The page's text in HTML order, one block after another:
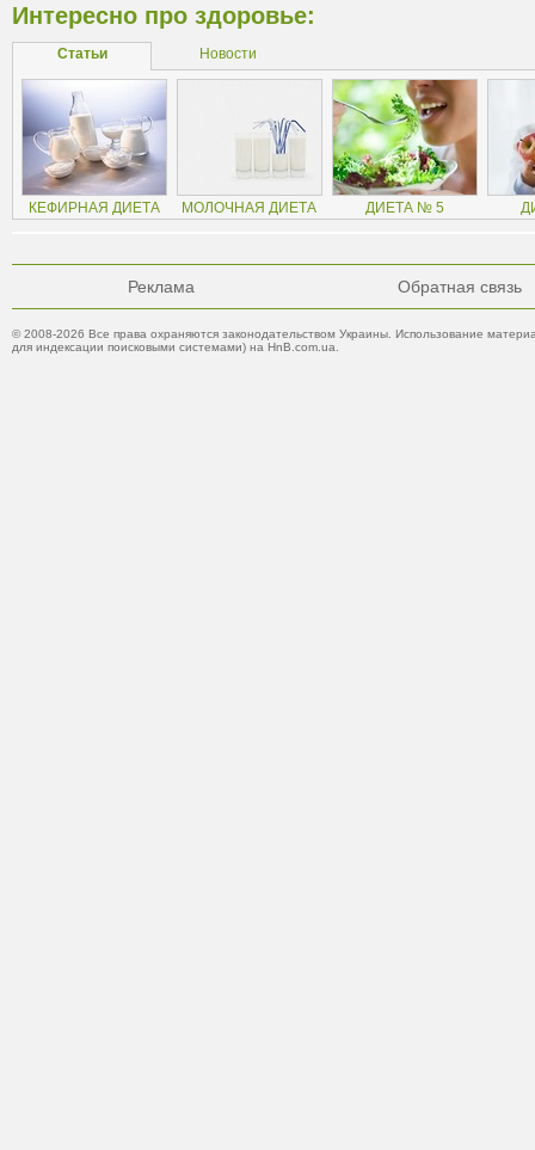
Интересно про здоровье:
Статьи Новости
КЕФИРНАЯ ДИЕТА МОЛОЧНАЯ ДИЕТА ДИЕТА № 5
Реклама Обратная связь
© 2008-2026 Все права охраняются законодательством Украины. Использование
для индексации поисковыми системами) на HnB.com.ua.